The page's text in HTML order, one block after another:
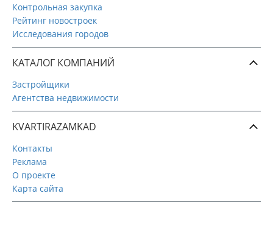
Контрольная закупка
Рейтинг новостроек
Исследования городов
КАТАЛОГ КОМПАНИЙ
Застройщики
Агентства недвижимости
KVARTIRAZAMKAD
Контакты
Реклама
О проекте
Карта сайта